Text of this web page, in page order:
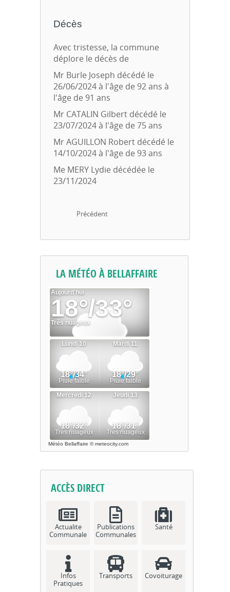
Décès
Avec tristesse, la commune
déplore le décès de
Mr Burle Joseph décédé le
26/06/2024 à l'âge de 92 ans à
l'âge de 91 ans
Mr CATALIN Gilbert décédé le
23/07/2024 à l'âge de 75 ans
Mr AGUILLON Robert décédé le
14/10/2024 à l'âge de 93 ans
Me MERY Lydie décédée le
23/11/2024
Précédent
LA MÉTÉO À BELLAFFAIRE
Météo Bellaffaire © meteocity.com
ACCÈS DIRECT
Actualite
Communale
Publications
Communales
Santé
Infos
Pratiques
Transports Covoiturage